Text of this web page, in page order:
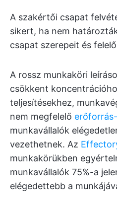
A szakértői csapat
sikert, ha nem
csapat szerepeit és
A rossz munkaköri
csökkent
teljesítésekhez,
nem megfelelő
munkavállalók
vezethetnek. Az
munkakörükben
munkavállalók 75%-a
elégedettebb a